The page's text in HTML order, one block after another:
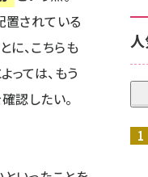
置されている
に、こちらも
っては、もう
認したい。